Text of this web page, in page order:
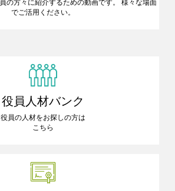
の方々に紹介するための動画です。
様々な場面
でご活用ください。
役員人材バンク
役員の人材をお探しの方は
こちら